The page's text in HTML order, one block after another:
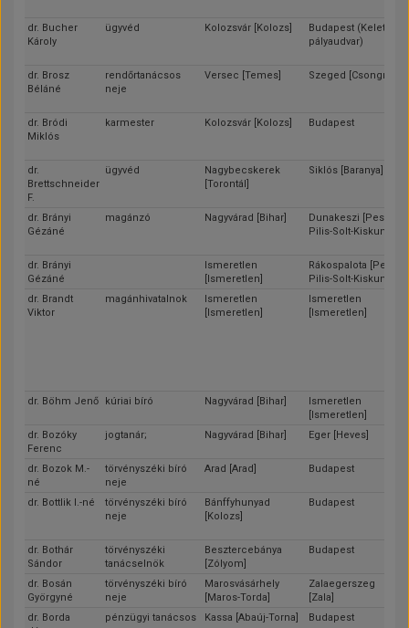
dr. Bucher
Károly
ügyvéd Kolozsvár [Kolozs]
Budapest (Keleti
pályaudvar)
dr. Brosz
Béláné
rendőrtanácsos
neje
Versec [Temes] Szeged [Csongrád]
dr. Bródi
Miklós
karmester Kolozsvár [Kolozs] Budapest
dr.
Brettschneider
F.
ügyvéd
Nagybecskerek
[Torontál]
Siklós [Baranya]
dr. Brányi
Gézáné
magánzó Nagyvárad [Bihar]
Dunakeszi [Pest-
Pilis-Solt-Kiskun]
dr. Brányi
Gézáné
Ismeretlen
[Ismeretlen]
Rákospalota [Pest-
Pilis-Solt-Kiskun]
dr. Brandt
Viktor
magánhivatalnok
Ismeretlen
[Ismeretlen]
Ismeretlen
[Ismeretlen]
dr. Böhm Jenő kúriai bíró Nagyvárad [Bihar]
Ismeretlen
[Ismeretlen]
dr. Bozóky
Ferenc
jogtanár; Nagyvárad [Bihar] Eger [Heves]
dr. Bozok M.-
né
törvényszéki bíró
neje
Arad [Arad] Budapest
dr. Bottlik I.-né
törvényszéki bíró
neje
Bánffyhunyad
[Kolozs]
Budapest
dr. Bothár
Sándor
törvényszéki
tanácselnök
Besztercebánya
[Zólyom]
Budapest
dr. Bosán
Györgyné
törvényszéki bíró
neje
Marosvásárhely
[Maros-Torda]
Zalaegerszeg
[Zala]
dr. Borda
pénzügyi tanácsos Kassa [Abaúj-Torna] Budapest